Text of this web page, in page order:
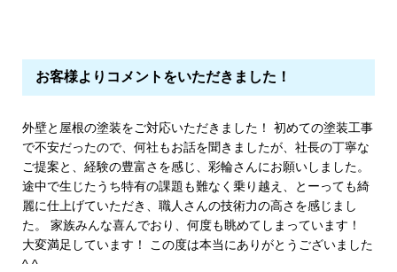
お客様よりコメントをいただきました！
外壁と屋根の塗装をご対応いただきました！ 初めての塗装工事
で不安だったので、何社もお話を聞きましたが、社長の丁寧な
ご提案と、経験の豊富さを感じ、彩輪さんにお願いしました。
途中で生じたうち特有の課題も難なく乗り越え、とーっても綺
麗に仕上げていただき、職人さんの技術力の高さを感じまし
た。 家族みんな喜んでおり、何度も眺めてしまっています！
大変満足しています！ この度は本当にありがとうございました
^ ^